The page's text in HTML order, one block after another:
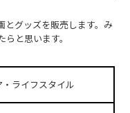
とグッズを販売します。み
と思います。
ライフスタイル